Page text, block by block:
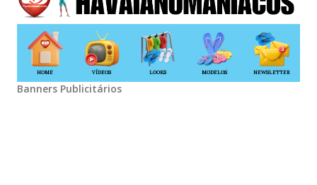
HOME VÍDEOS LOOKS MODELOS NEWSLETTER
Banners Publicitários